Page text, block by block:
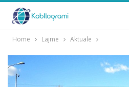
Home Lajme Aktuale